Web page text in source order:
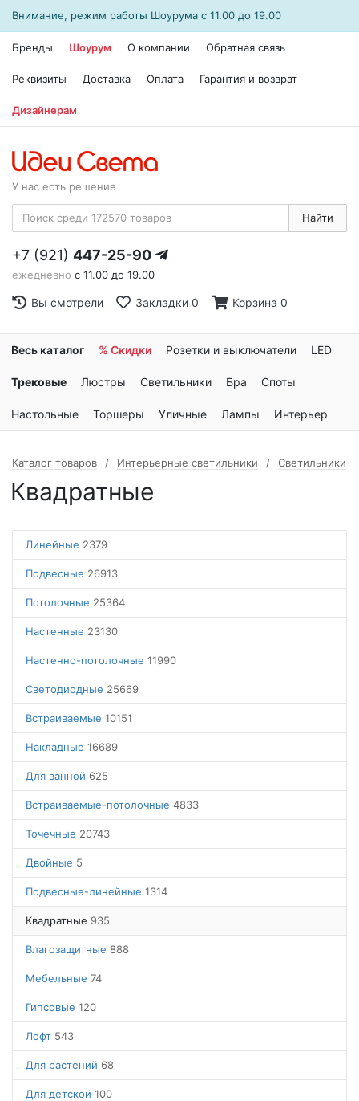
Внимание, режим работы Шоурума с 11.00 до 19.00
Бренды Шоурум О компании Обратная связь
Реквизиты Доставка Оплата Гарантия и возврат
Дизайнерам
У нас есть решение
Найти
+7 (921) 447-25-90
ежедневно с 11.00 до 19.00
Вы смотрели Закладки 0 Корзина 0
Весь каталог % Скидки Розетки и выключатели LED
Трековые Люстры Светильники Бра Споты
Настольные Торшеры Уличные Лампы Интерьер
Каталог товаров Интерьерные светильники Светильники
Квадратные
Линейные 2379
Подвесные 26913
Потолочные 25364
Настенные 23130
Настенно-потолочные 11990
Светодиодные 25669
Встраиваемые 10151
Накладные 16689
Для ванной 625
Встраиваемые-потолочные 4833
Точечные 20743
Двойные 5
Подвесные-линейные 1314
Квадратные 935
Влагозащитные 888
Мебельные 74
Гипсовые 120
Лофт 543
Для растений 68
Для детской 100